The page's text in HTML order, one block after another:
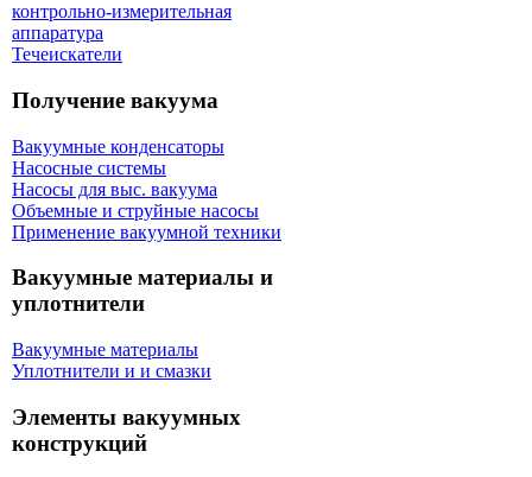
контрольно-измерительная
аппаратура
Течеискатели
Получение вакуума
Вакуумные конденсаторы
Насосные системы
Насосы для выс. вакуума
Объемные и струйные насосы
Применение вакуумной техники
Вакуумные материалы и
уплотнители
Вакуумные материалы
Уплотнители и и смазки
Элементы вакуумных
конструкций